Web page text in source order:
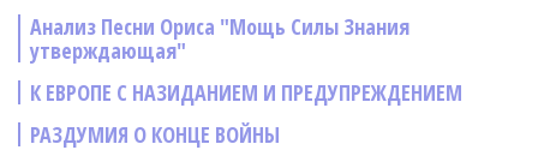
Анализ Песни Ориса "Мощь Силы Знания
утверждающая"
К ЕВРОПЕ С НАЗИДАНИЕМ И ПРЕДУПРЕЖДЕНИЕМ
РАЗДУМИЯ О КОНЦЕ ВОЙНЫ